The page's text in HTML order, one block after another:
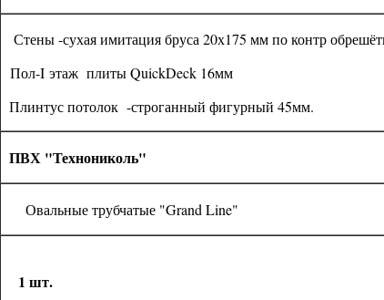
Стены -сухая имитация бруса 20х175 мм по контр
Пол-I этаж плиты QuickDeck 16мм
Плинтус потолок -строганный фигурный 45мм.
ПВХ "Технониколь"
Овальные трубчатые "Grand Line"
1 шт.